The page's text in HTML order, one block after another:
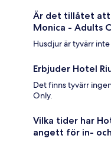
Är det tillåtet att
Monica - Adults
Husdjur är tyvärr
Erbjuder Hotel
Det finns tyvärr
Only.
Vilka tider har
angett för in-